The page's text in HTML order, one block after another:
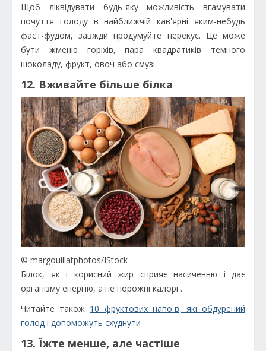
Щоб ліквідувати будь-яку можливість вгамувати
почуття голоду в найближчій кав'ярні яким-небудь
фаст-фудом, завжди продумуйте перекус. Це може
бути жменю горіхів, пара квадратиків темного
шоколаду, фрукт, овоч або смузі.
12. Вживайте більше білка
© margouillatphotos/IStock
Білок, як і корисний жир сприяє насиченню і дає
організму енергію, а не порожні калорії.
Читайте також 10 фруктових напоїв, які обдурений
голод і допоможуть схуднути
13. Їжте менше, але частіше